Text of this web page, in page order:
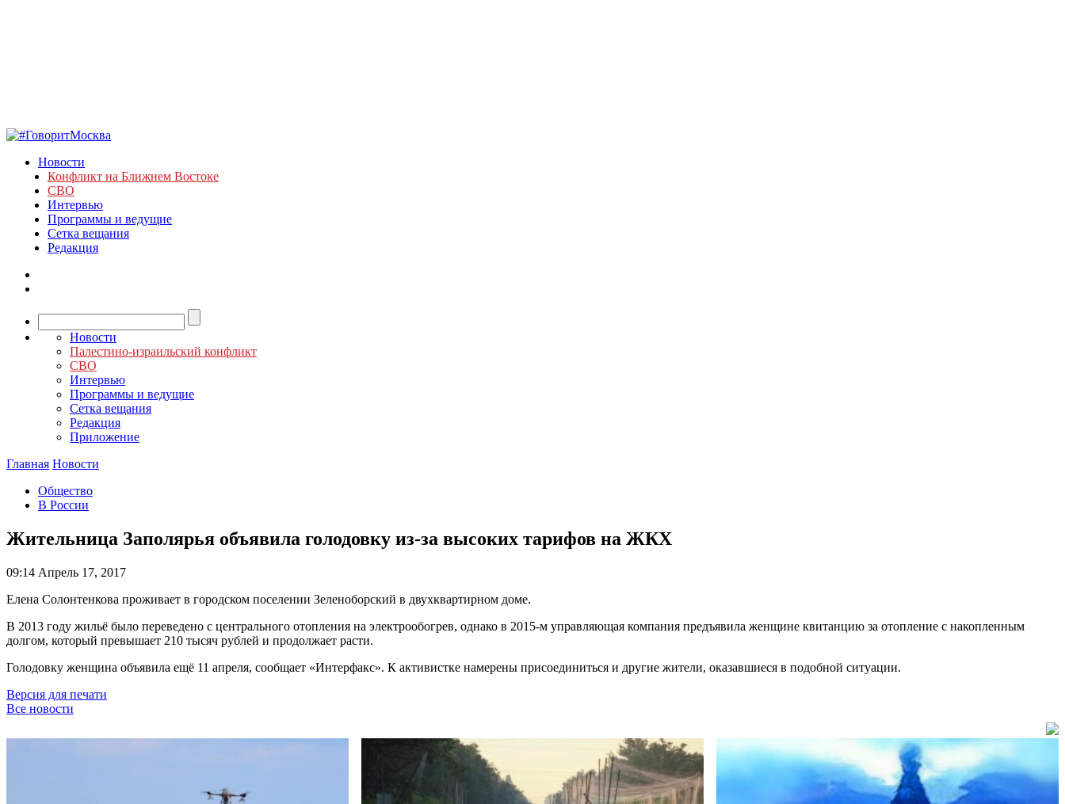
Новости
Конфликт на Ближнем Востоке
СВО
Интервью
Программы и ведущие
Сетка вещания
Редакция
Новости
Палестино-израильский конфликт
СВО
Интервью
Программы и ведущие
Сетка вещания
Редакция
Приложение
Главная Новости
Общество
В России
Жительница Заполярья объявила голодовку из-за высоких тарифов на ЖКХ
09:14 Апрель 17, 2017
Елена Солонтенкова проживает в городском поселении Зеленоборский в двухквартирном доме.
В 2013 году жильё было переведено с центрального отопления на электрообогрев, однако в 2015-м управляющая компания предъявила женщине квитанцию за отопление с накопленным
долгом, который превышает 210 тысяч рублей и продолжает расти.
Голодовку женщина объявила ещё 11 апреля, сообщает «Интерфакс». К активистке намерены присоединиться и другие жители, оказавшиеся в подобной ситуации.
Версия для печати
Все новости